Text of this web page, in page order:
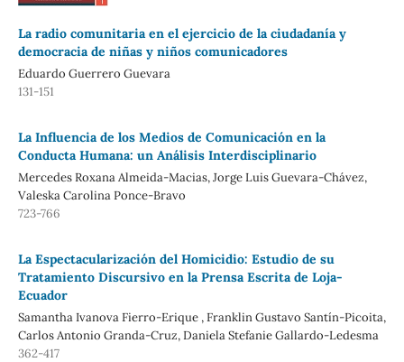
La radio comunitaria en el ejercicio de la ciudadanía y
democracia de niñas y niños comunicadores
Eduardo Guerrero Guevara
131-151
La Influencia de los Medios de Comunicación en la
Conducta Humana: un Análisis Interdisciplinario
Mercedes Roxana Almeida-Macias, Jorge Luis Guevara-Chávez,
Valeska Carolina Ponce-Bravo
723-766
La Espectacularización del Homicidio: Estudio de su
Tratamiento Discursivo en la Prensa Escrita de Loja-
Ecuador
Samantha Ivanova Fierro-Erique , Franklin Gustavo Santín-Picoita,
Carlos Antonio Granda-Cruz, Daniela Stefanie Gallardo-Ledesma
362-417